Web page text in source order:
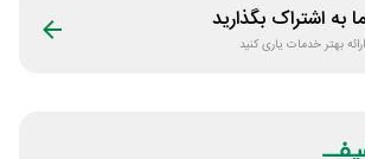
به اشتراک بگذارید
بهتر خدمات یاری کنید